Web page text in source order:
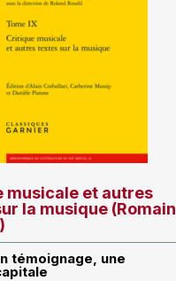
musicale et autres
la musique (Romain
témoignage, une